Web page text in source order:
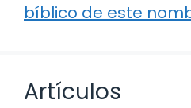
bíblico de este
Artículos